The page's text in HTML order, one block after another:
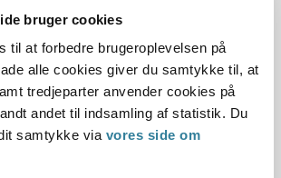
bruger cookies
til at forbedre brugeroplevelsen på
alle cookies giver du samtykke til, at
tredjeparter anvender cookies på
andet til indsamling af statistik. Du
samtykke via vores side om
Scenetid Øvetid
Arbejde i udlandet
Historisk
Danmark
til anmeldelse af
sygefravær efter barselloven.
indeholder nogen anvisninger for an...